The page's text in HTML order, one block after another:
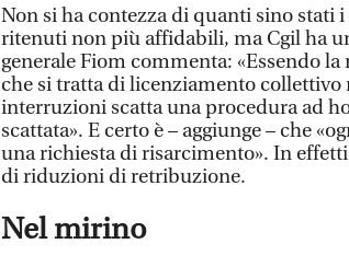
Non si ha contezza di quanti sino stati
ritenuti non più affidabili, ma Cgil ha
generale Fiom commenta: «Essendo
che si tratta di licenziamento collettivo
interruzioni scatta una procedura ad
scattata». E certo è – aggiunge – che
una richiesta di risarcimento». In
di riduzioni di retribuzione.
Nel mirino